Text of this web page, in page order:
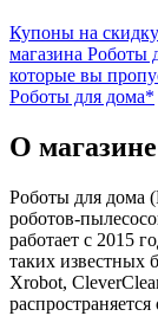
Купоны на
магазина Роботы
которые вы
Роботы для дома*
О
Роботы для дома
роботов-
работает с 2015
таких известных
Xrobot,